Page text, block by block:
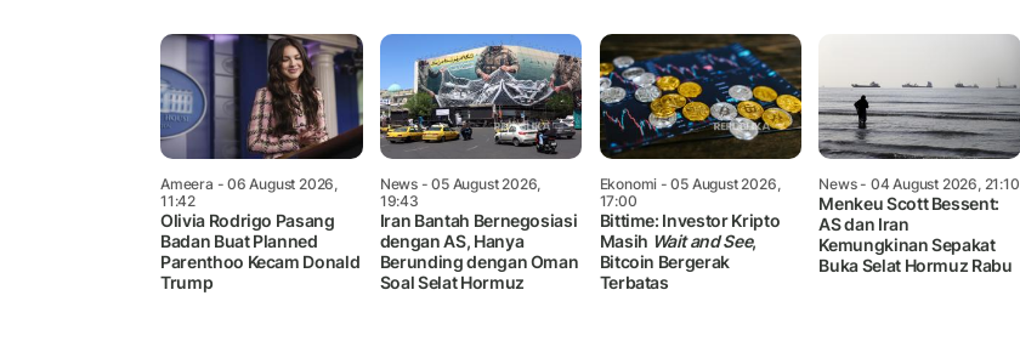
Ameera - 06 August 2026,
11:42
Olivia Rodrigo Pasang
Badan Buat Planned
Parenthoo Kecam Donald
Trump
News- 05 August 2026,
19:43
Iran Bantah Bernegosiasi
dengan AS, Hanya
Berunding dengan Oman
Soal Selat Hormuz
Ekonomi - 05 August 2026,
17:00
Bittime: Investor Kripto
Masih Wait and See,
Bitcoin Bergerak
Terbatas
News- 04 August 2026, 21:10
Menkeu Scott Bessent:
AS dan Iran
Kemungkinan Sepakat
Buka Selat Hormuz Rabu